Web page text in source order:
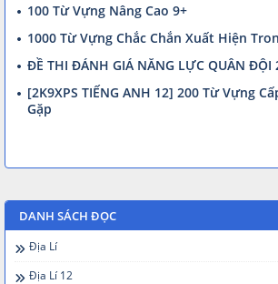
100 Từ Vựng Nâng Cao 9+
1000 Từ Vựng Chắc Chắn Xuất Hiện
ĐỀ THI ĐÁNH GIÁ NĂNG LỰC QUÂN ĐỘI
[2K9XPS TIẾNG ANH 12] 200 Từ Vựng
Gặp
DANH SÁCH ĐỌC
Địa Lí
Địa Lí 12